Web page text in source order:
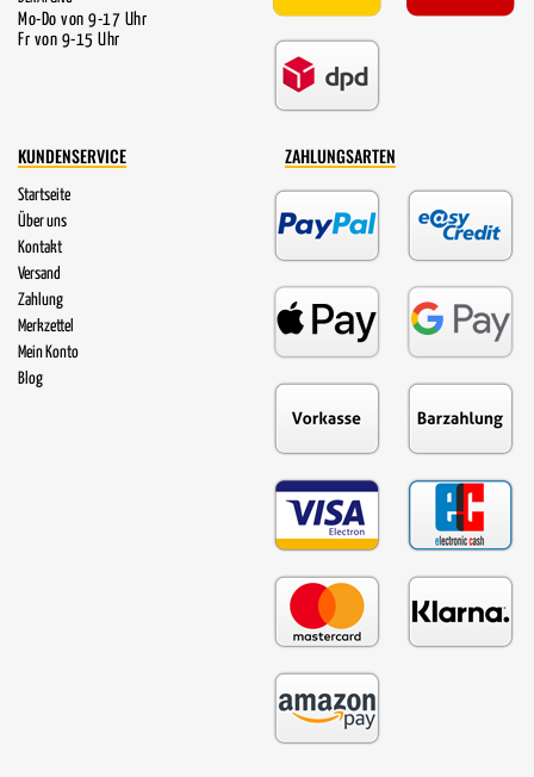
Mo-Do von 9-17 Uhr
Fr von 9-15 Uhr
KUNDENSERVICE
Startseite
Über uns
Kontakt
Versand
Zahlung
Merkzettel
Mein Konto
Blog
ZAHLUNGSARTEN